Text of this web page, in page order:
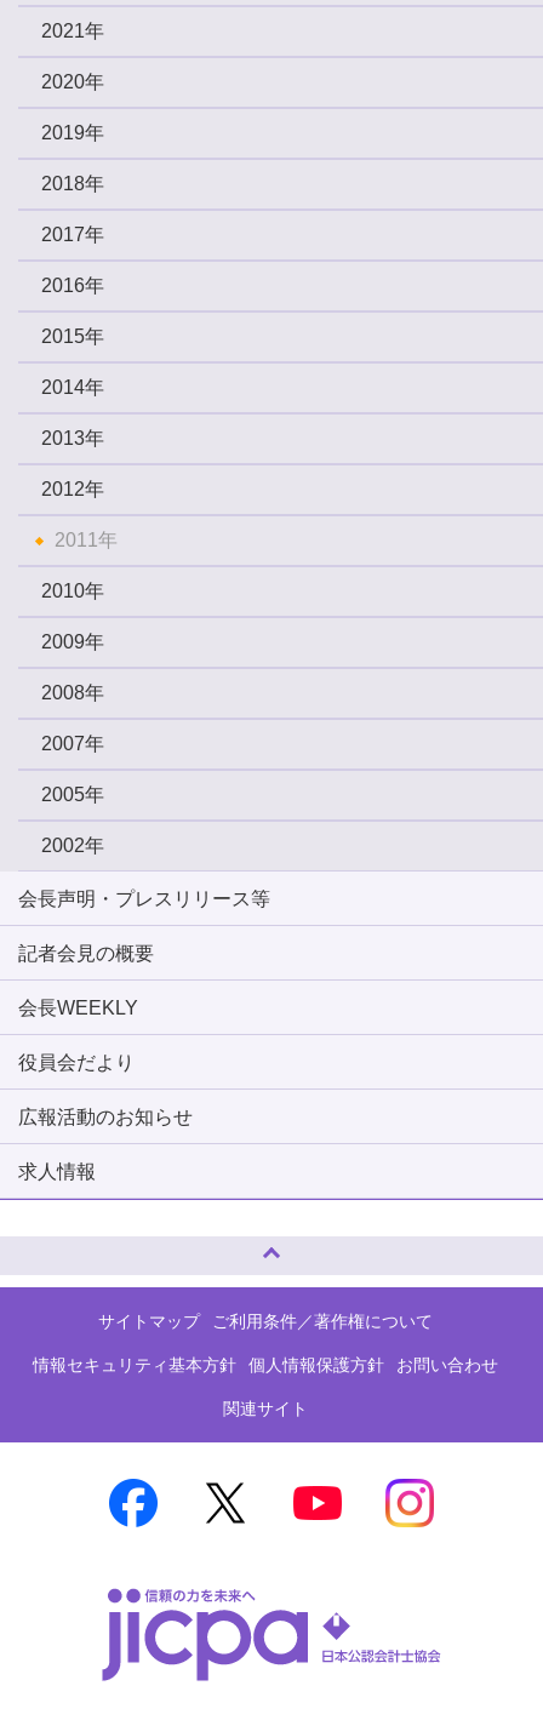
2021年
2020年
2019年
2018年
2017年
2016年
2015年
2014年
2013年
2012年
2011年
2010年
2009年
2008年
2007年
2005年
2002年
会長声明・プレスリリース等
記者会見の概要
会長WEEKLY
役員会だより
広報活動のお知らせ
求人情報
サイトマップ ご利用条件／著作権について
情報セキュリティ基本方針 個人情報保護方針 お問い合わせ
関連サイト